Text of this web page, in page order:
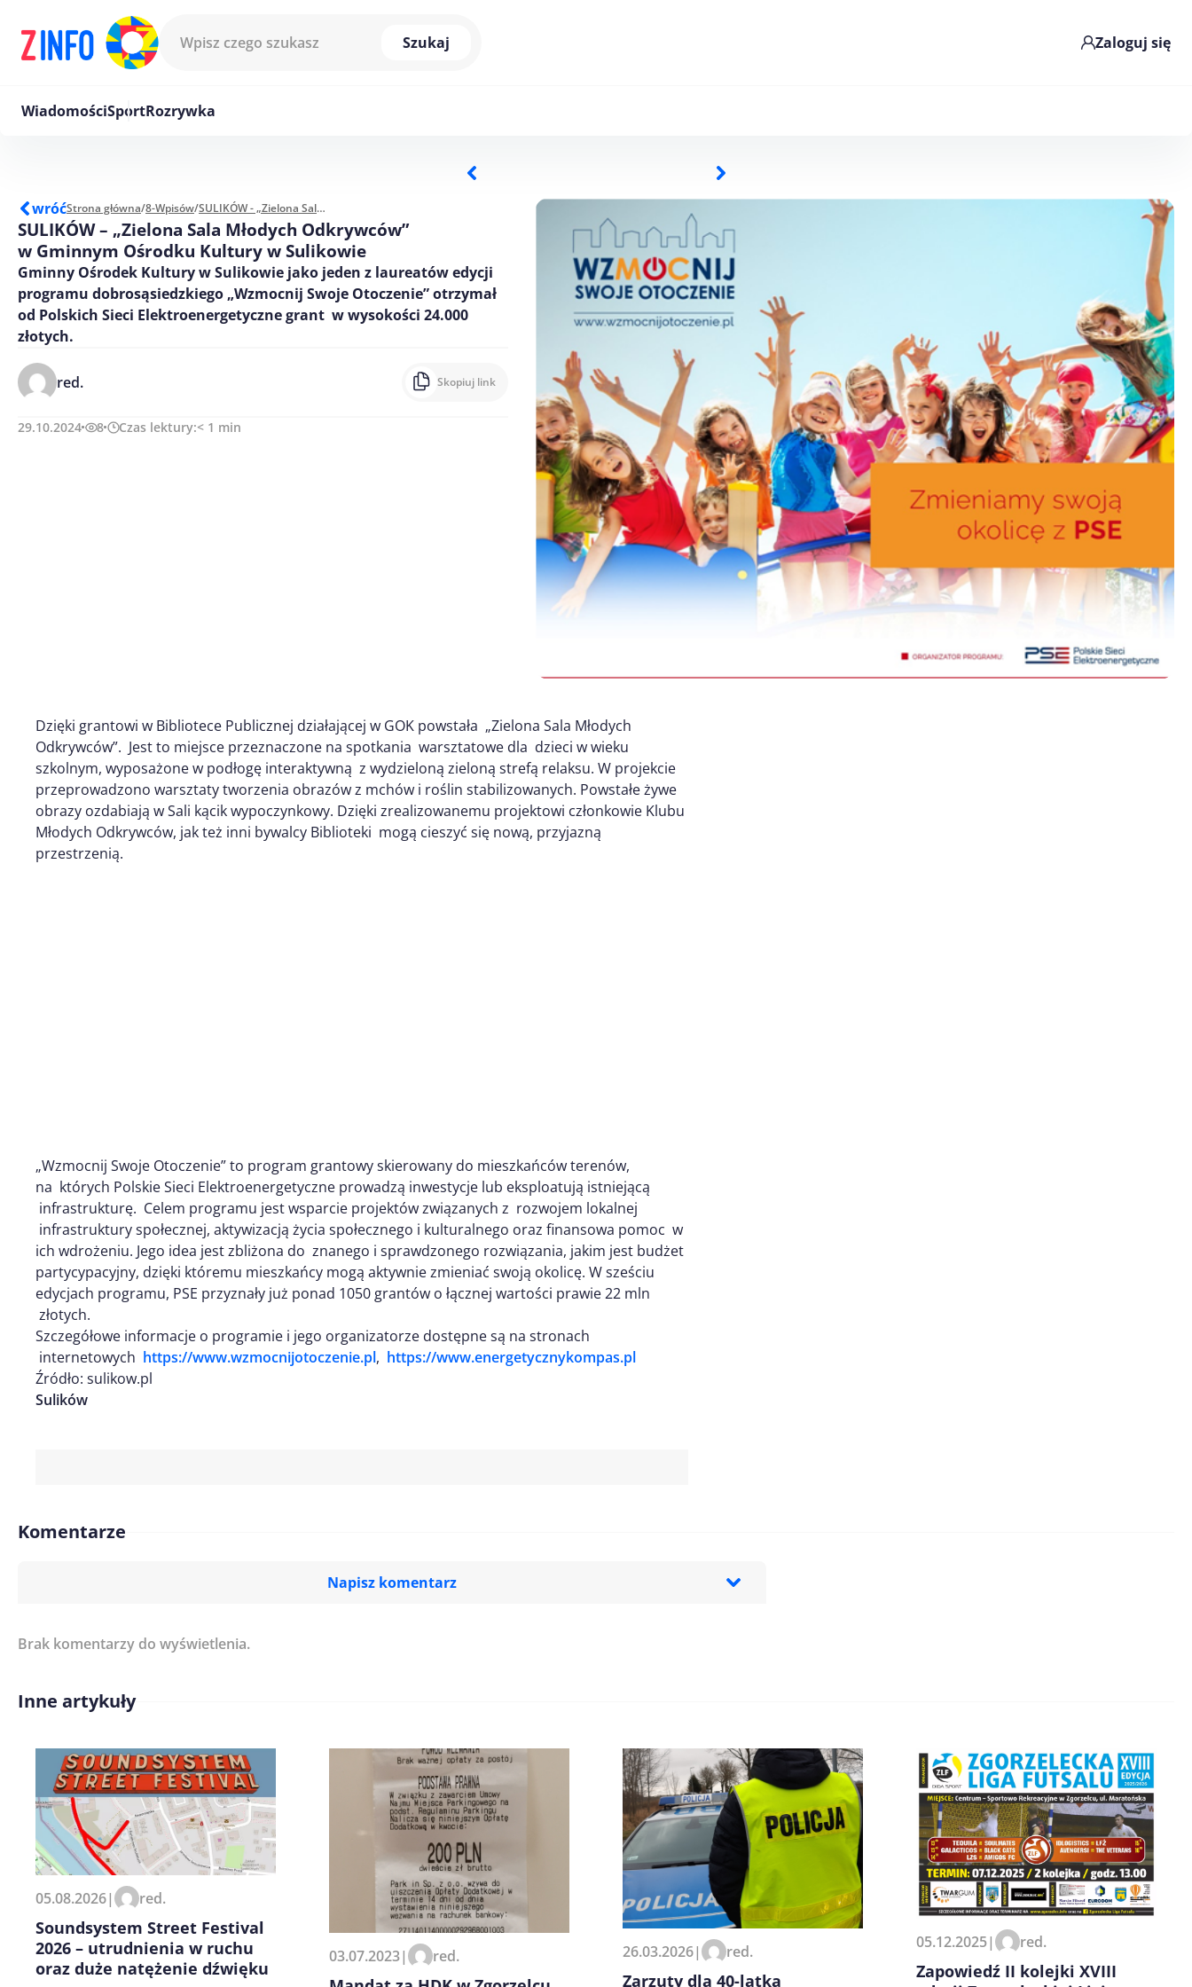
Szukaj
Zaloguj się
WiadomościSportRozrywka
wróćStrona główna/8-Wpisów/ SULIKÓW - „Zielona Sala Młodych Odkrywców” w Gminnym Ośrodku Kultury w Sulikowie
SULIKÓW – „Zielona Sala Młodych Odkrywców”
w Gminnym Ośrodku Kultury w Sulikowie
Gminny Ośrodek Kultury w Sulikowie jako jeden z laureatów edycji
programu dobrosąsiedzkiego „Wzmocnij Swoje Otoczenie” otrzymał
od Polskich Sieci Elektroenergetyczne grant w wysokości 24.000
złotych.
red. Skopiuj link
29.10.2024 8 Czas lektury:< 1 min
Dzięki grantowi w Bibliotece Publicznej działającej w GOK powstała „Zielona Sala Młodych
Odkrywców”. Jest to miejsce przeznaczone na spotkania warsztatowe dla dzieci w wieku
szkolnym, wyposażone w podłogę interaktywną z wydzieloną zieloną strefą relaksu. W projekcie
przeprowadzono warsztaty tworzenia obrazów z mchów i roślin stabilizowanych. Powstałe żywe
obrazy ozdabiają w Sali kącik wypoczynkowy. Dzięki zrealizowanemu projektowi członkowie Klubu
Młodych Odkrywców, jak też inni bywalcy Biblioteki mogą cieszyć się nową, przyjazną
przestrzenią.
„Wzmocnij Swoje Otoczenie” to program grantowy skierowany do mieszkańców terenów,
na których Polskie Sieci Elektroenergetyczne prowadzą inwestycje lub eksploatują istniejącą
infrastrukturę. Celem programu jest wsparcie projektów związanych z rozwojem lokalnej
infrastruktury społecznej, aktywizacją życia społecznego i kulturalnego oraz finansowa pomoc w
ich wdrożeniu. Jego idea jest zbliżona do znanego i sprawdzonego rozwiązania, jakim jest budżet
partycypacyjny, dzięki któremu mieszkańcy mogą aktywnie zmieniać swoją okolicę. W sześciu
edycjach programu, PSE przyznały już ponad 1050 grantów o łącznej wartości prawie 22 mln
złotych.
Szczegółowe informacje o programie i jego organizatorze dostępne są na stronach
internetowych https://www.wzmocnijotoczenie.pl, https://www.energetycznykompas.pl
Źródło: sulikow.pl
Sulików
Komentarze
Napisz komentarz
Imię/ Nick*
Zapamiętaj moje dane w tej przeglądarce podczas pisania
Brak komentarzy do wyświetlenia.
Inne artykuły
05.08.2026| red.
Soundsystem Street Festival
2026 – utrudnienia w ruchu
oraz duże natężenie dźwięku
03.07.2023| red. 26.03.2026| red.
Zarzuty dla 40-latka
05.12.2025| red.
Zapowiedź II kolejki XVIII